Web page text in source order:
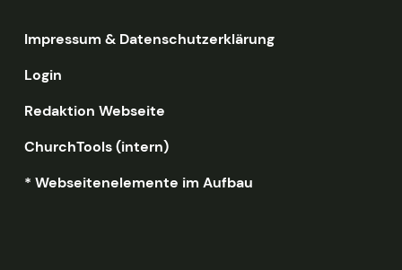
Impressum & Datenschutzerklärung
Login
Redaktion Webseite
ChurchTools (intern)
* Webseitenelemente im Aufbau